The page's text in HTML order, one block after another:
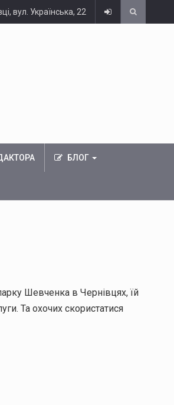
вул. Українська, 22
БЛОГ
Шевченка в Чернівцях, їй
Та охочих скористатися